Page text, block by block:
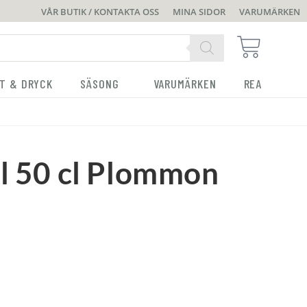
VÅR BUTIK / KONTAKTA OSS MINA SIDOR VARUMÄRKEN
& DRYCK SÄSONG VARUMÄRKEN REA
50 cl Plommon